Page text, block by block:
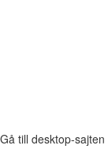
Gå till desktop-sajten